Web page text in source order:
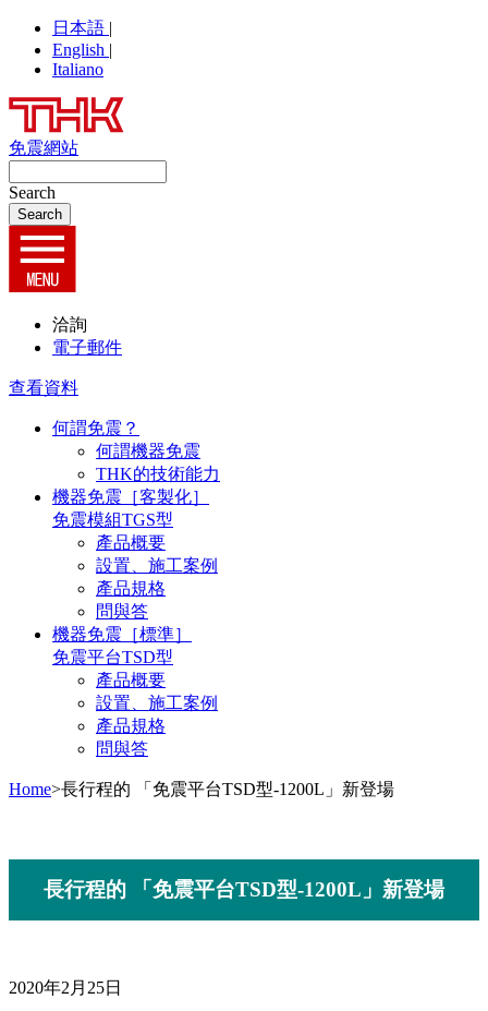
日本語 |
English |
Italiano
免震網站
Search
洽詢
電子郵件
查看資料
何謂免震？
何謂機器免震
THK的技術能力
機器免震 ［客製化］
免震模組TGS型
產品概要
設置、施工案例
產品規格
問與答
機器免震 ［標準］
免震平台TSD型
產品概要
設置、施工案例
產品規格
問與答
Home>長行程的 「免震平台TSD型-1200L」新登場
長行程的 「免震平台TSD型-1200L」新登場
2020年2月25日